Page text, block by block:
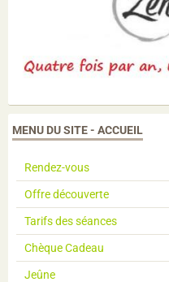
MENU DU SITE - ACCUEIL
Rendez-vous
Offre découverte
Tarifs des séances
Chèque Cadeau
Jeûne